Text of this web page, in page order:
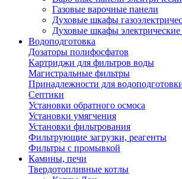
Газовые варочные панели
Духовые шкафы
Духовые шкафы электрические
Водоподготовка
Дозаторы полифосфатов
Картриджи для фильтров воды
Магистральные фильтры
Принадлежности для
Септики
Установки обратного осмоса
Установки умягчения
Установки фильтрования
Фильтрующие загрузки, реагенты
Фильтры с промывкой
Камины, печи
Твердотопливные котлы